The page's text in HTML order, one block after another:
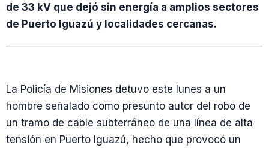
de 33 kV que dejó sin energía a amplios sectores
de Puerto Iguazú y localidades cercanas.
La Policía de Misiones detuvo este lunes a un
hombre señalado como presunto autor del robo de
un tramo de cable subterráneo de una línea de alta
tensión en Puerto Iguazú, hecho que provocó un